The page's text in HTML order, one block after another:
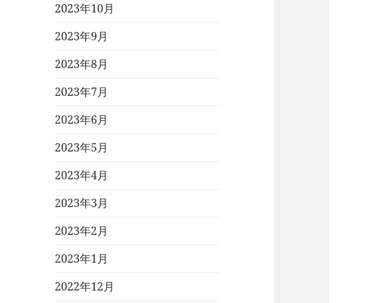
2023年10月
2023年9月
2023年8月
2023年7月
2023年6月
2023年5月
2023年4月
2023年3月
2023年2月
2023年1月
2022年12月